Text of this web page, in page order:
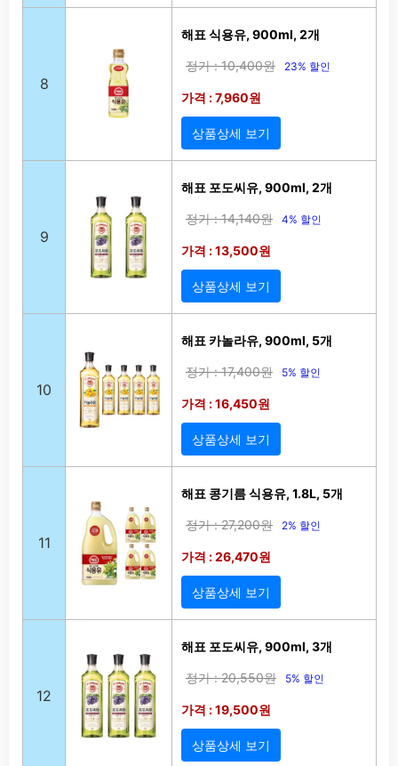
8
해표 식용유, 900ml, 2개
정가 : 10,400원 23% 할인
가격 : 7,960원
상품상세 보기
9
해표 포도씨유, 900ml, 2개
정가 : 14,140원 4% 할인
가격 : 13,500원
상품상세 보기
10
해표 카놀라유, 900ml, 5개
정가 : 17,400원 5% 할인
가격 : 16,450원
상품상세 보기
11
해표 콩기름 식용유, 1.8L, 5개
정가 : 27,200원 2% 할인
가격 : 26,470원
상품상세 보기
12
해표 포도씨유, 900ml, 3개
정가 : 20,550원 5% 할인
가격 : 19,500원
상품상세 보기